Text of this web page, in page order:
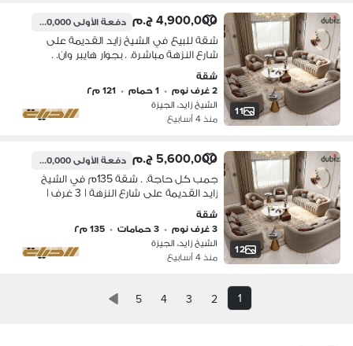
11
4,900,000 ج.م دفعة الأولى490,000 ج.م
شقة للبيع في الشيخ زايد القديمة على
شارع النزهة مباشرة. . بجوار هايبر وان. .
بمقدم 10% وتقسيط 8 سنين
شقة
2 غرف نوم
• 1 حمام • 121 م٢
الشيخ زايد، الجيزة
منذ 4 أسابيع
12
5,600,000 ج.م دفعة الأولى560,000 ج.م
جمب كل حاجة. . شقة 135م في الشيخ
زايد القديمة على شارع النزهة | 3 غرف |
وتقسيط على أطول فترة
شقة
3 غرف نوم
• 3 حمامات • 135 م٢
الشيخ زايد، الجيزة
منذ 4 أسابيع
1
2
3
4
5